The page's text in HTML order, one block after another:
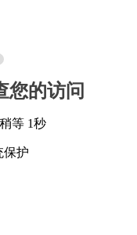
您的访问
等 1秒
保护